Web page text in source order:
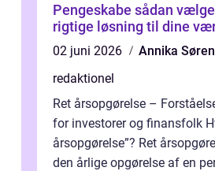
Pengeskabe sådan vælger du den
rigtige løsning til dine
02 juni 2026
Annika
redaktionel
Ret årsopgørelse –
for investorer og finansfolk
årsopgørelse”? Ret
den årlige opgørelse af en